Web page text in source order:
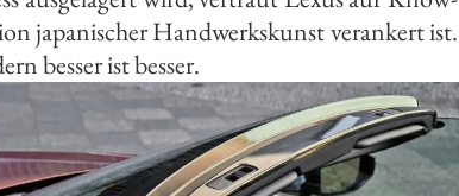
japanischer Handwerkskunst verankert ist.
besser ist besser.